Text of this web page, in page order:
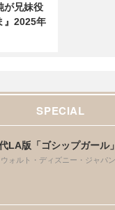
が兄妹役
』2025年
SPECIAL
LA版「ゴシップガール
ォルト・ディズニー・ジャパン